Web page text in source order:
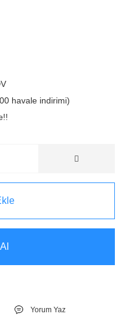
havale indirimi)
Yorum Yaz